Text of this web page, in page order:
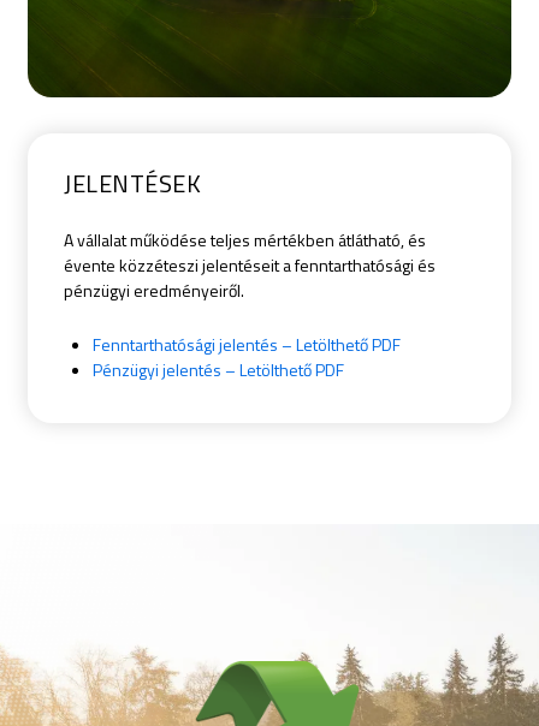
JELENTÉSEK
A vállalat működése teljes mértékben átlátható, és
évente közzéteszi jelentéseit a fenntarthatósági és
pénzügyi eredményeiről.
Fenntarthatósági jelentés – Letölthető PDF
Pénzügyi jelentés – Letölthető PDF